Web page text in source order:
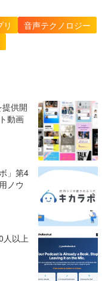
リ
音声テクノロジー
供開
動画
」第4
ノウ
人以上